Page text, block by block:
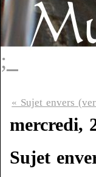
;_
« Sujet envers
mercredi,
Sujet